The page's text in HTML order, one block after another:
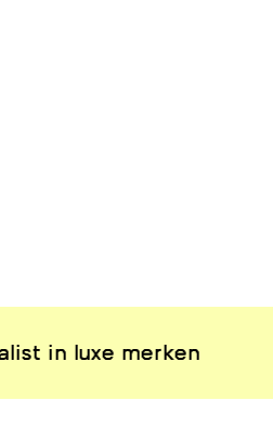
merken
merken
merken
merken